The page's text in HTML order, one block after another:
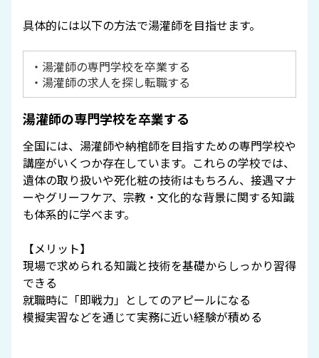
具体的には以下の方法で湯灌師を目指せます。
・湯灌師の専門学校を卒業する
・湯灌師の求人を探し転職する
湯灌師の専門学校を卒業する
全国には、湯灌師や納棺師を目指すための専門学校や
講座がいくつか存在しています。これらの学校では、
遺体の取り扱いや死化粧の技術はもちろん、接遇マナ
ーやグリーフケア、宗教・文化的な背景に関する知識
も体系的に学べます。
【メリット】
現場で求められる知識と技術を基礎からしっかり習得
できる
就職時に「即戦力」としてのアピールになる
模擬実習などを通じて実務に近い経験が積める